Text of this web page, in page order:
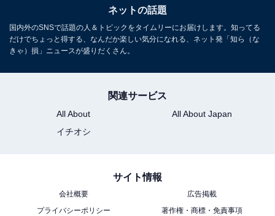
ネットの話題
国内外のSNSで話題の人＆トピックをタイムリーにお届けします。知ってる
だけでちょっと得する、なんだか楽しい気分になれる、ネット発「知ら（な
きゃ）損」ニュースが盛りだくさん。
関連サービス
All About
All About Japan
イチオシ
サイト情報
会社概要
広告掲載
プライバシーポリシー
著作権・商標・免責事項